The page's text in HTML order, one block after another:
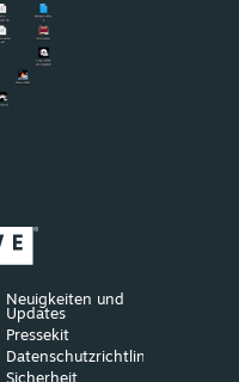
Neuigkeiten und
Updates
Pressekit
Datenschutzrichtlinien
Sicherheit